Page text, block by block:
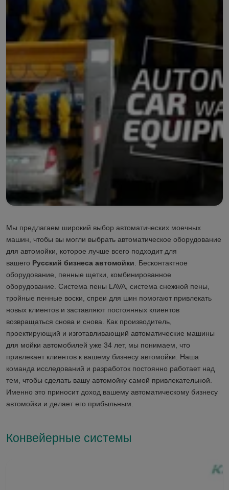
Мы предлагаем широкий выбор автоматических моечных
машин, чтобы вы могли выбрать автоматическое оборудование
для автомойки, которое лучше всего подходит для
вашего Русский бизнеса автомойки . Бесконтактное
оборудование, пенные щетки, комбинированное
оборудование. Система пены LAVA, система снежной пены,
тройные пенные воски, спреи для шин помогают привлекать
новых клиентов и заставляют постоянных клиентов
возвращаться снова и снова. Как производитель,
проектирующий и изготавливающий автоматические машины
для мойки автомобилей уже 34 лет, мы понимаем, что
привлекает клиентов к вашему бизнесу автомойки. Наша
команда исследований и разработок постоянно работает над
тем, чтобы сделать вашу автомойку самой привлекательной.
Именно это приносит доход вашему автоматическому бизнесу
автомойки и делает его прибыльным.
Конвейерные системы